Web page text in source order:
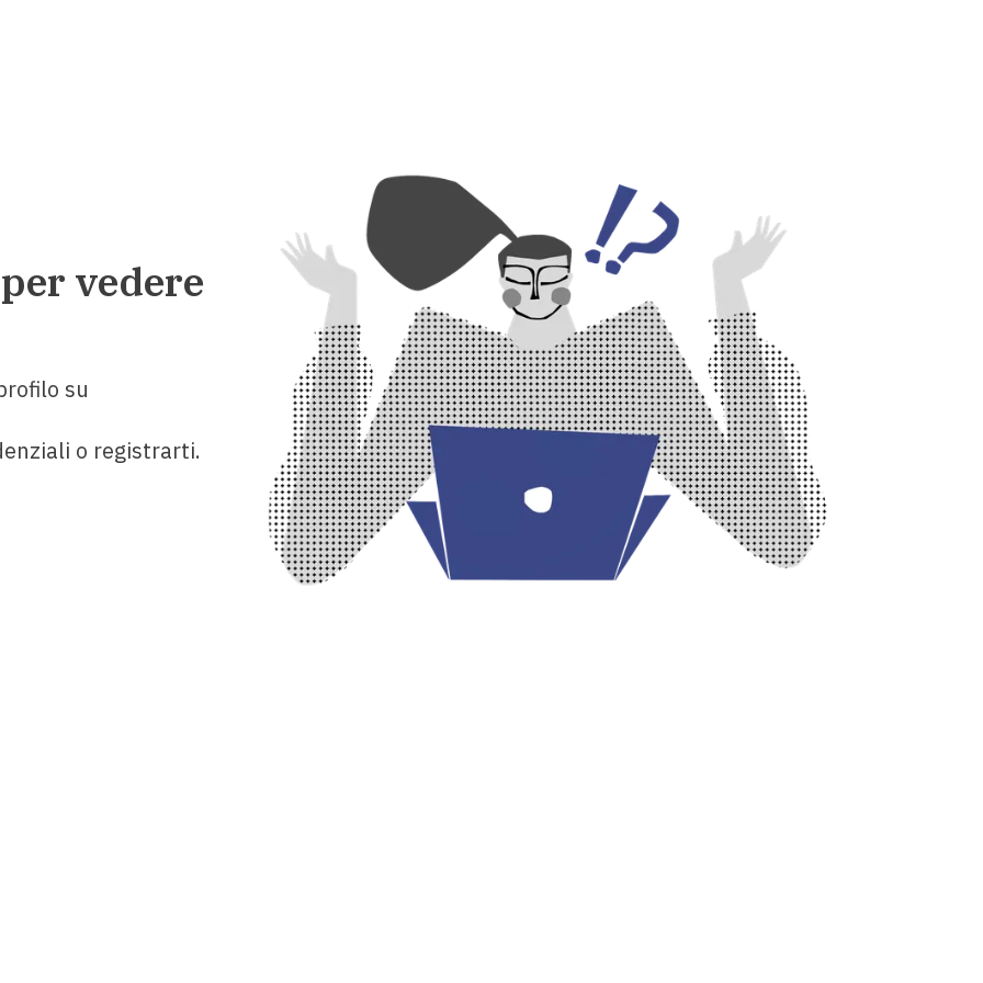
vedere
su
o registrarti.